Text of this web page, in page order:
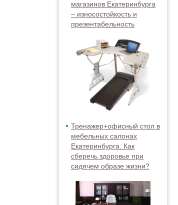
магазинов Екатеринбурга
– износостойкость и
презентабельность
Тренажер+офисный стол в
мебельных салонах
Екатеринбурга. Как
сберечь здоровье при
сидячем образе жизни?